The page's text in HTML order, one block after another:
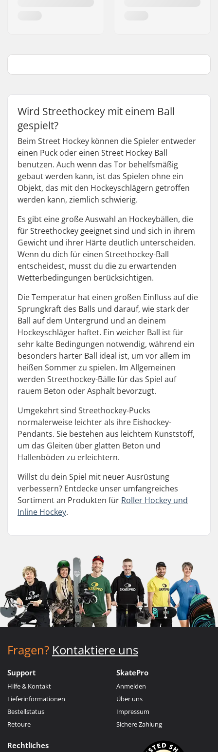
Wird Streethockey mit einem Ball
gespielt?
Beim Street Hockey können die Spieler entweder
einen Puck oder einen Street Hockey Ball
benutzen. Auch wenn das Tor behelfsmäßig
gebaut werden kann, ist das Spielen ohne ein
Objekt, das mit den Hockeyschlägern getroffen
werden kann, ziemlich schwierig.
Es gibt eine große Auswahl an Hockeybällen, die
für Streethockey geeignet sind und sich in ihrem
Gewicht und ihrer Härte deutlich unterscheiden.
Wenn du dich für einen Streethockey-Ball
entscheidest, musst du die zu erwartenden
Wetterbedingungen berücksichtigen.
Die Temperatur hat einen großen Einfluss auf die
Sprungkraft des Balls und darauf, wie stark der
Ball auf dem Untergrund und an deinem
Hockeyschläger haftet. Ein weicher Ball ist für
sehr kalte Bedingungen notwendig, während ein
besonders harter Ball ideal ist, um vor allem im
heißen Sommer zu spielen. Im Allgemeinen
werden Streethockey-Bälle für das Spiel auf
rauem Beton oder Asphalt bevorzugt.
Umgekehrt sind Streethockey-Pucks
normalerweise leichter als ihre Eishockey-
Pendants. Sie bestehen aus leichtem Kunststoff,
um das Gleiten über glatten Beton und
Hallenböden zu erleichtern.
Willst du dein Spiel mit neuer Ausrüstung
verbessern? Entdecke unser umfangreiches
Sortiment an Produkten für Roller Hockey und
Inline Hockey.
Fragen? Kontaktiere uns
Support
Hilfe & Kontakt
Lieferinformationen
Bestellstatus
Retoure
SkatePro
Anmelden
Über uns
Impressum
Sichere Zahlung
Rechtliches